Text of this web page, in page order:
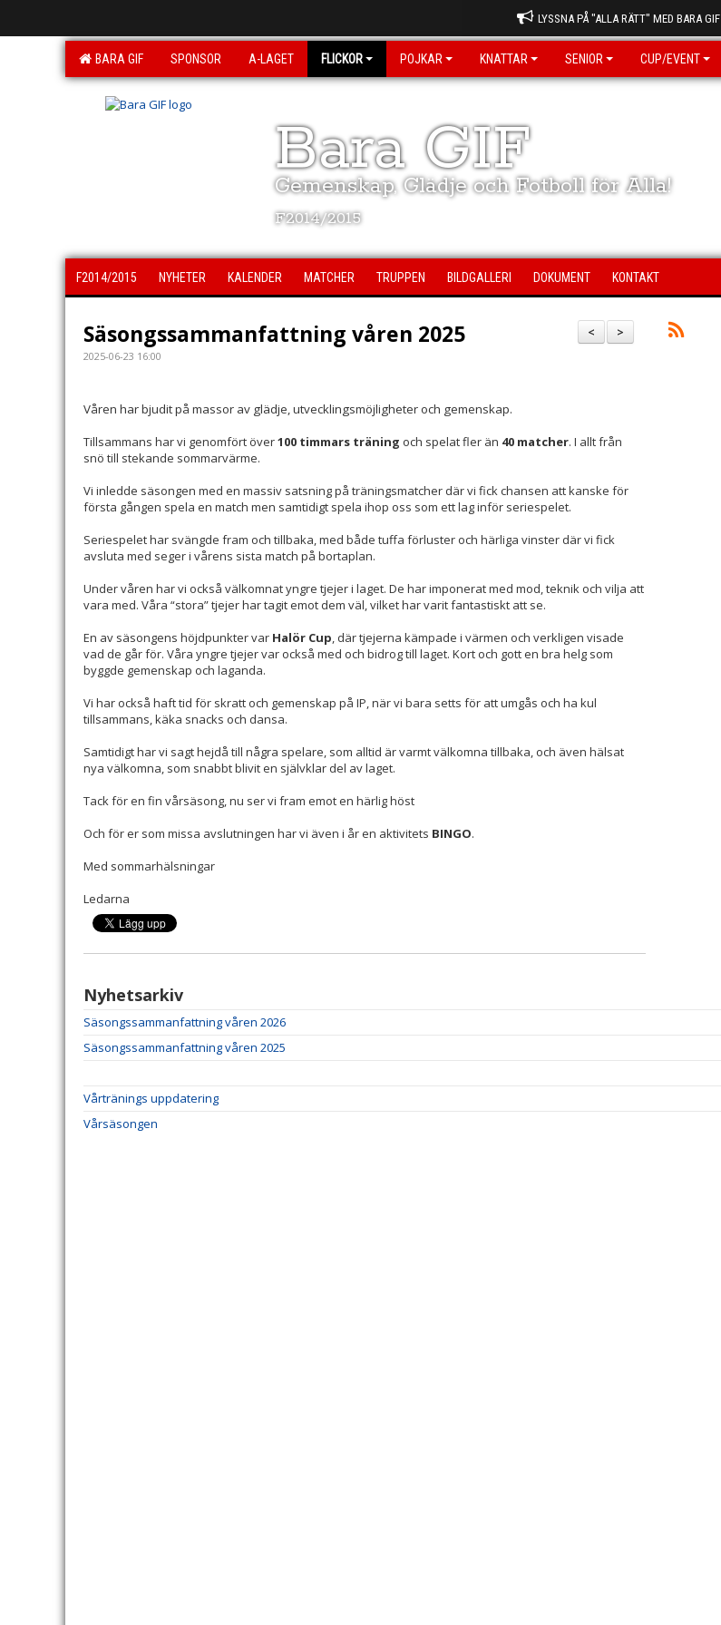
LYSSNA PÅ "ALLA RÄTT" MED BARA GIF
BARA GIF SPONSOR A-LAGET FLICKOR POJKAR KNATTAR SENIOR CUP/EVENT
Bara GIF
Gemenskap, Glädje och Fotboll för Alla!
F2014/2015
F2014/2015 NYHETER KALENDER MATCHER TRUPPEN BILDGALLERI DOKUMENT KONTAKT
>
<
Säsongssammanfattning våren 2025
2025-06-23 16:00
Våren har bjudit på massor av glädje, utvecklingsmöjligheter och gemenskap.
Tillsammans har vi genomfört över100 timmars träning och spelat fler än 40 matcher. I allt från
snö till stekande sommarvärme.
Vi inledde säsongen med en massiv satsning på träningsmatcher där vi fick chansen att kanske för
första gången spela en match men samtidigt spela ihop oss som ett lag inför seriespelet.
Seriespelet har svängde fram och tillbaka, med både tuffa förluster och härliga vinster där vi fick
avsluta med seger i vårens sista match på bortaplan.
Under våren har vi också välkomnat yngre tjejer i laget. De har imponerat med mod, teknik och vilja att
vara med. Våra “stora” tjejer har tagit emot dem väl, vilket har varit fantastiskt att se.
En av säsongens höjdpunkter var Halör Cup, där tjejerna kämpade i värmen och verkligen visade
vad de går för. Våra yngre tjejer var också med och bidrog till laget. Kort och gott en bra helg som
byggde gemenskap och laganda.
Vi har också haft tid för skratt och gemenskap på IP, när vi bara setts för att umgås och ha kul
tillsammans, käka snacks och dansa.
Samtidigt har vi sagt hejdå till några spelare, som alltid är varmt välkomna tillbaka, och även hälsat
nya välkomna, som snabbt blivit en självklar del av laget.
Tack för en fin vårsäsong, nu ser vi fram emot en härlig höst
Och för er som missa avslutningen har vi även i år en aktivitets BINGO.
Med sommarhälsningar
Ledarna
Nyhetsarkiv
Säsongssammanfattning våren 2026
Säsongssammanfattning våren 2025
Vårtränings uppdatering
Vårsäsongen